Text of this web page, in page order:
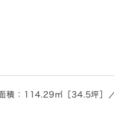
積：114.29㎡［34.5坪］